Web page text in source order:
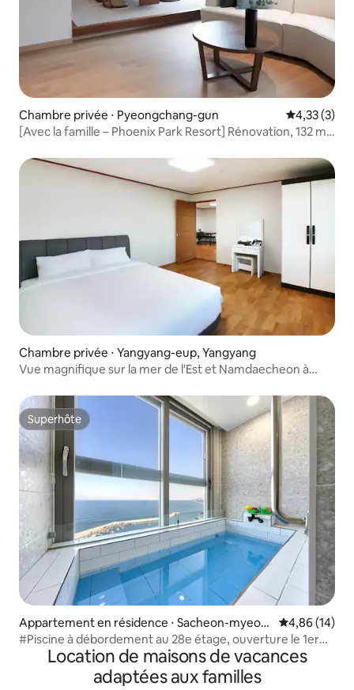
Chambre privée ⋅ Pyeongchang-gun Évaluation
4,33 (3)
[Avec la famille – Phoenix Park Resort] Rénovation, 132 m²
Chambre privée ⋅ Yangyang-eup, Yangyang
Vue magnifique sur la mer de l'Est et Namdaecheon à
Superhôte
Superhôte
Appartement en résidence ⋅ Sacheon-myeon,
Gangneung
Évaluation
4,86 (14)
#Piscine à débordement au 28e étage, ouverture le 1er
juillet#Piscine chauffée avec vue sur l'océan dans la
chambre #Hôtel de type condo
Location de maisons de vacances
adaptées aux familles